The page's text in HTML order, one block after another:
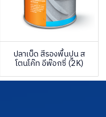
ปลาเบ็ด สีรองพื้นปูน ส
โตนโค๊ท อีพ๊อกซี่ (2K)